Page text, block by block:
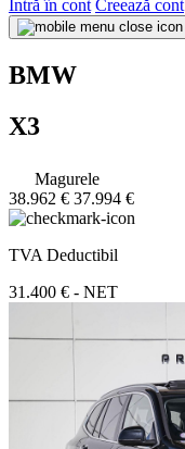
Intră în cont Creează cont
BMW
X3
Magurele
38.962 € 37.994 €
TVA Deductibil
31.400 € - NET